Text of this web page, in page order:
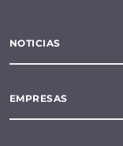
NOTICIAS
EMPRESAS